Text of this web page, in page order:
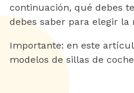
continuación, qué debes
debes saber para elegir
Importante: en este
modelos de sillas de